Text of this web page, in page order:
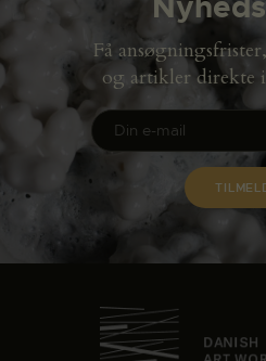
Få
og artikler direkte